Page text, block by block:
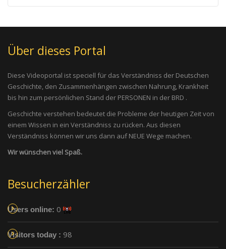
Über dieses Portal
Diese Videoportal ist speciell für das Verständniss der Deutschen
Geschichte, den Zusammenhängen zwischen Nahrung, Krankheit
bis hin zum persönlichen Stand der PERSONEN in der BRD .
Geschichte verstehen bedeutet die Probleme der heutigen Zeit von
einem Wissen in ein Verständniss zu rücken. Aus diesen
Verständniss können wir uns dann auf NEUE Wege machen.
Wir wünschen viel Spaß.
Besucherzähler
Users online: 0
Visitors today : 98